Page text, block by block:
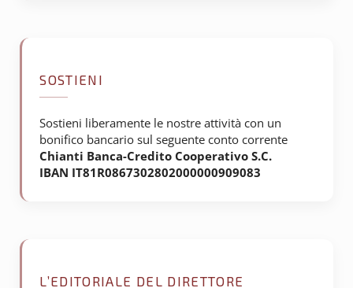
SOSTIENI
Sostieni liberamente le nostre attività con un
bonifico bancario sul seguente conto corrente
Chianti Banca-Credito Cooperativo S.C.
IBAN IT81R0867302802000000909083
L’EDITORIALE DEL DIRETTORE